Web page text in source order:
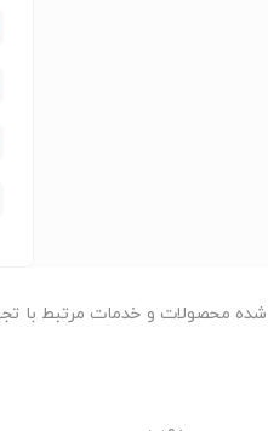
محصولات و خدمات مرتبط با